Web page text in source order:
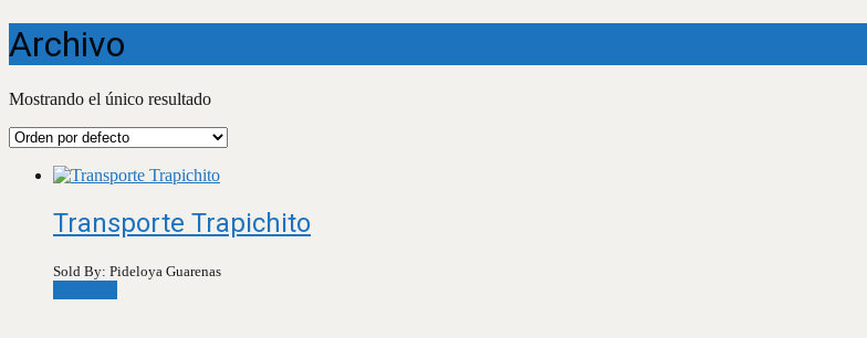
Archivo
Mostrando el único resultado
Transporte Trapichito
Sold By: Pideloya Guarenas